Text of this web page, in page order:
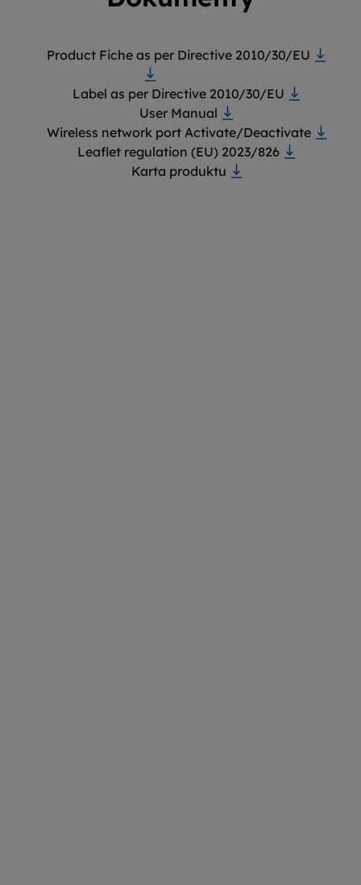
Product Fiche as per Directive 2010/30/EU
Label as per Directive 2010/30/EU
User Manual
Wireless network port Activate/Deactivate
Leaflet regulation (EU) 2023/826
Karta produktu